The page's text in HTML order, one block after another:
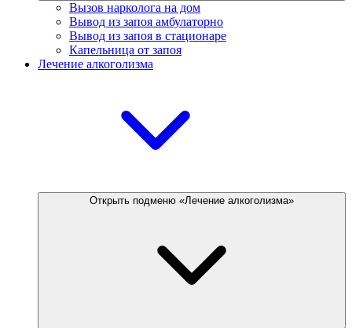
Вызов нарколога на дом
Вывод из запоя амбулаторно
Вывод из запоя в стационаре
Капельница от запоя
Лечение алкоголизма
Открыть подменю «Лечение алкоголизма»